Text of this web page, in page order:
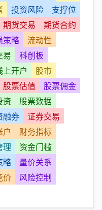
投资风险
支撑位
期货交易
期货合约
策略
流动性
易
科创板
上开户
股市
股票估值
股票佣金
资
股票数据
融券
证券交易
户
财务指标
理
资金门槛
略
量价关系
价
风险控制